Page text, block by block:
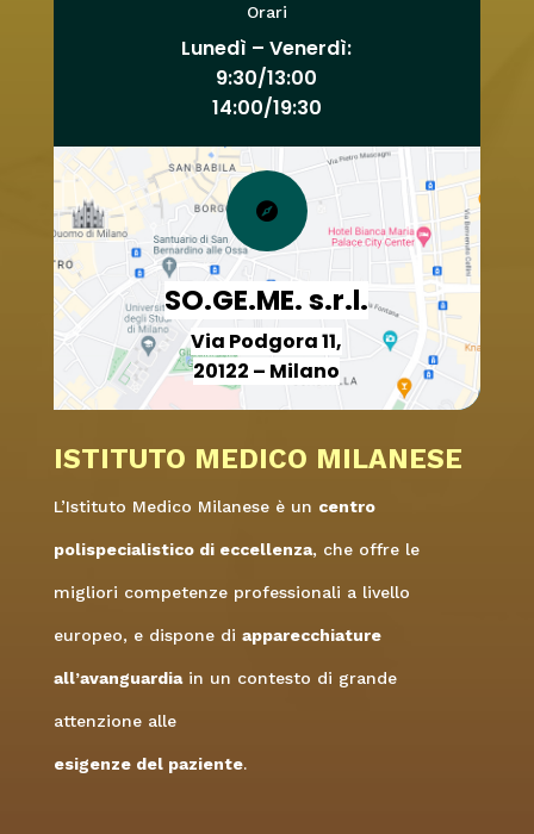
Orari
Lunedì – Venerdì:
9:30/13:00
14:00/19:30

SO.GE.ME. s.r.l.
Via Podgora 11,
20122 – Milano
ISTITUTO MEDICO MILANESE
L’Istituto Medico Milanese è un centro
polispecialistico di eccellenza, che offre le
migliori competenze professionali a livello
europeo, e dispone di apparecchiature
all’avanguardiain un contesto di grande
attenzione alle
esigenze del paziente.